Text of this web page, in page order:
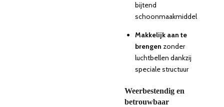
bijtend
schoonmaakmiddel
Makkelijk aan te
brengen zonder
luchtbellen dankzij
speciale structuur
Weerbestendig en
betrouwbaar